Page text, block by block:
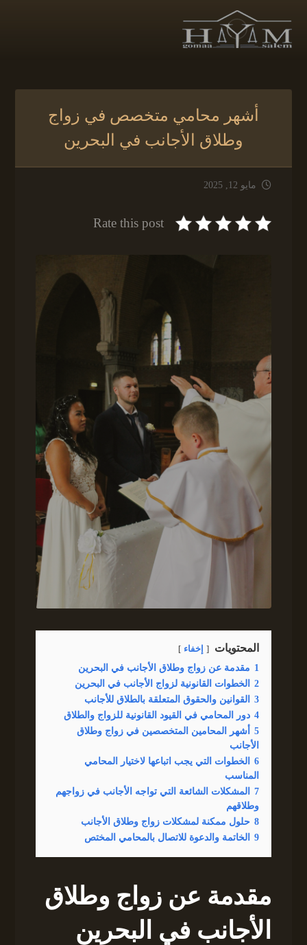
أشهر محامي متخصص في زواج
وطلاق الأجانب في البحرين
مايو 12, 2025
Rate this post
المحتويات إخفاء
1 مقدمة عن زواج وطلاق الأجانب في البحرين
2
الخطوات القانونية لزواج الأجانب في البحرين
3
القوانين والحقوق المتعلقة بالطلاق للأجانب
4 دور المحامي في القيود القانونية للزواج والطلاق
5
أشهر المحامين المتخصصين في زواج وطلاق
الأجانب
6
الخطوات التي يجب اتباعها لاختيار المحامي
المناسب
7
المشكلات الشائعة التي تواجه الأجانب في زواجهم
وطلاقهم
8 حلول ممكنة لمشكلات زواج وطلاق الأجانب
9
الخاتمة والدعوة للاتصال بالمحامي المختص
مقدمة عن زواج وطلاق
الأجانب في البحرين